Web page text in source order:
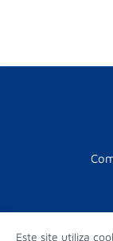
Este site utiliza